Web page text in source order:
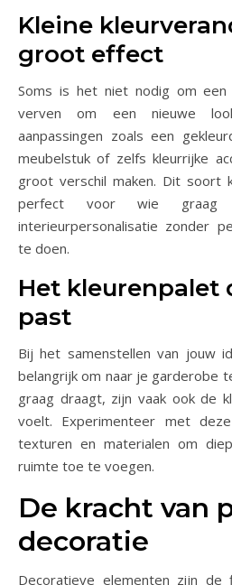
Kleine
groot effect
Soms is het niet nodig om
verven om een nieuwe
aanpassingen zoals een
meubelstuk of zelfs kleurrijke
groot verschil maken. Dit soort
perfect voor wie graag
interieurpersonalisatie zonder
te doen.
Het kleurenpalet
past
Bij het samenstellen van jouw
belangrijk om naar je garderobe
graag draagt, zijn vaak ook de
voelt. Experimenteer met
texturen en materialen om
ruimte toe te voegen.
De kracht van
decoratie
Decoratieve elementen zijn de